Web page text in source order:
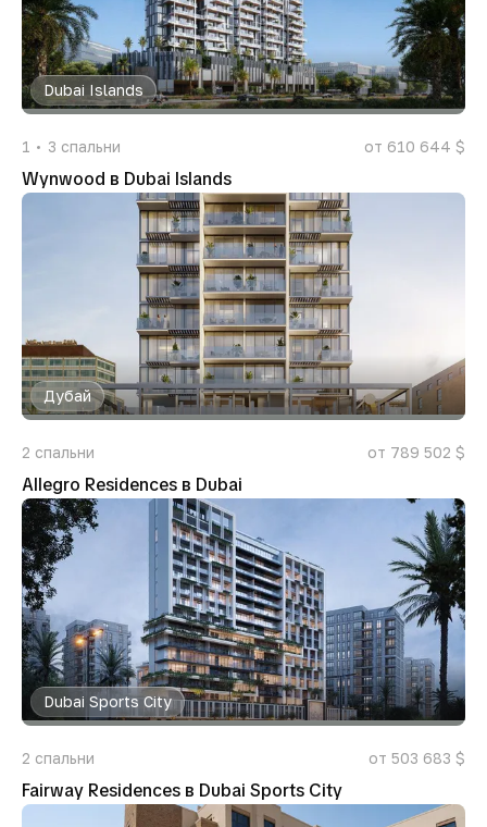
Dubai Islands
1 3 спальни от 610 644 $
Wynwood в Dubai Islands
Дубай
2 спальни от 789 502 $
Allegro Residences в Dubai
Dubai Sports City
2 спальни от 503 683 $
Fairway Residences в Dubai Sports City